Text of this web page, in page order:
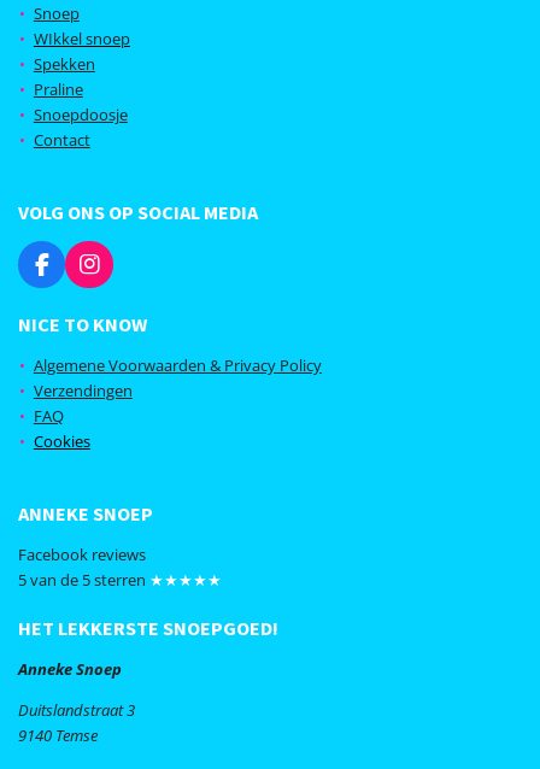
Snoep
WIkkel snoep
Spekken
Praline
Snoepdoosje
Contact
VOLG ONS OP SOCIAL MEDIA
F
a
c
e
b
o
o
k
I
n
s
a
g
r
m
NICE TO KNOW
Algemene Voorwaarden & Privacy Policy
Verzendingen
FAQ
Cookies
ANNEKE SNOEP
Facebook reviews
5 van de 5 sterren ★★★★★
HET LEKKERSTE SNOEPGOED!
Anneke Snoep
Duitslandstraat 3
9140 Temse